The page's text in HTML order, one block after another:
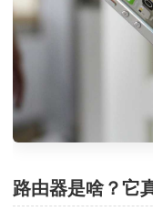
路由器是啥？它